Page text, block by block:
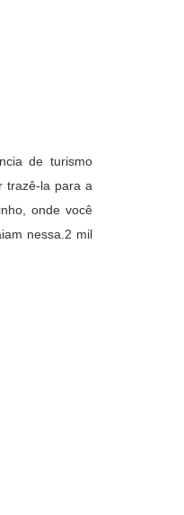
de turismo
trazê-la para a
onde você
nessa.2 mil